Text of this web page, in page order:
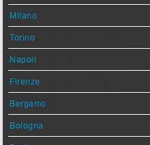
Milano
Torino
Napoli
Firenze
Bergamo
Bologna